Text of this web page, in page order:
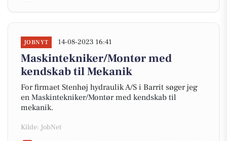
JOBNYT 14-08-2023 16:41
Maskintekniker/Montør med
kendskab til Mekanik
For firmaet Stenhøj hydraulik A/S i Barrit søger jeg
en Maskintekniker/Montør med kendskab til
mekanik.
Kilde: JobNet